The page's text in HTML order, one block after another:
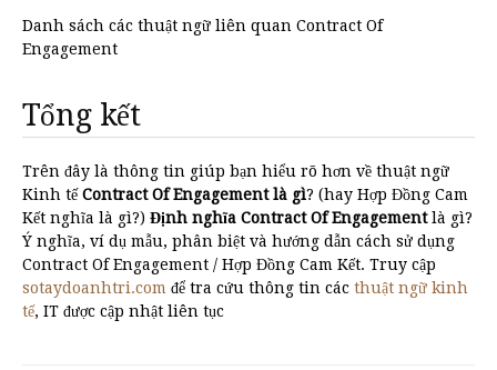
Danh sách các thuật ngữ liên quan Contract Of
Engagement
Tổng kết
Trên đây là thông tin giúp bạn hiểu rõ hơn về thuật ngữ
Kinh tếContract Of Engagement là gì? (hay Hợp Đồng Cam
Kết nghĩa là gì?) Định nghĩa Contract Of Engagementlà gì?
Ý nghĩa, ví dụ mẫu, phân biệt và hướng dẫn cách sử dụng
Contract Of Engagement / Hợp Đồng Cam Kết. Truy cập
sotaydoanhtri.com để tra cứu thông tin các thuật ngữ kinh
tế, IT được cập nhật liên tục